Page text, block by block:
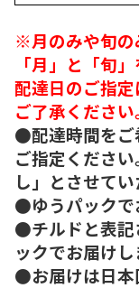
※月のみや旬の
「月」と「旬
配達日のご指定
ご了承ください
●配達時間をご
ご指定くださ
し」とさせてい
●ゆうパックで
●チルドと表記
ックでお届けし
●お届けは日本